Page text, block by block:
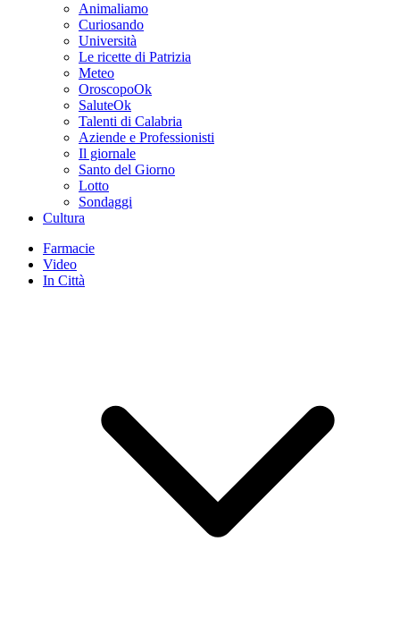
Animaliamo
Curiosando
Università
Le ricette di Patrizia
Meteo
OroscopoOk
SaluteOk
Talenti di Calabria
Aziende e Professionisti
Il giornale
Santo del Giorno
Lotto
Sondaggi
Cultura
Farmacie
Video
In Città